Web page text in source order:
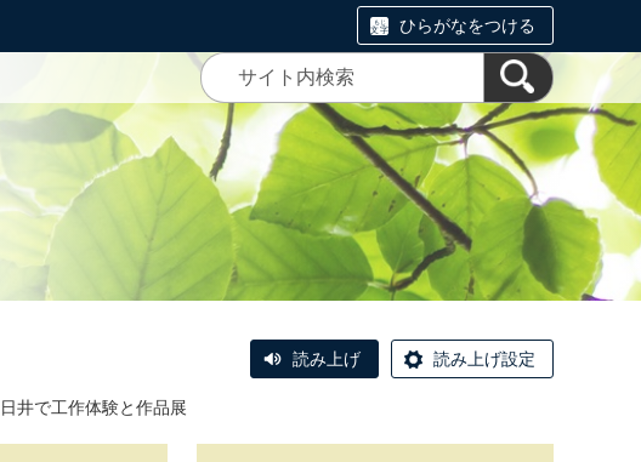
ひらがなをつける
読み上げ 読み上げ設定
井で工作体験と作品展